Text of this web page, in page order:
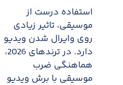
استفاده درست از
موسیقی، تاثیر زیادی
روی وایرال شدن ویدیو
دارد. در ترندهای 2026،
هماهنگی ضرب
موسیقی با برش ویدیو